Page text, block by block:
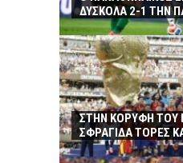
ΔΥΣΚΟΛΑ 2-1 ΤΗΝ
ΣΤΗΝ ΚΟΡΥΦΗ
ΣΦΡΑΓΙΔΑ ΤΟΡΕΣ